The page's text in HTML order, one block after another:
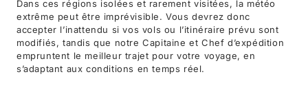
Dans ces régions isolées et rarement visitées, la météo
extrême peut être imprévisible. Vous devrez donc
accepter l’inattendu si vos vols ou l’itinéraire prévu sont
modifiés, tandis que notre Capitaine et Chef d’expédition
empruntent le meilleur trajet pour votre voyage, en
s’adaptant aux conditions en temps réel.